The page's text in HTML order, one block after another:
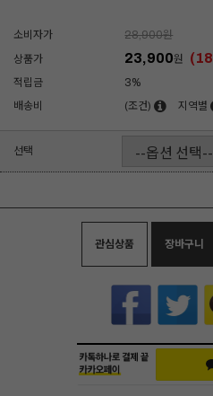
소비자가 28,900원
상품가
23,900원 (18
적립금
3%
배송비
(조건) 지역별
선택
관심상품 장바구니